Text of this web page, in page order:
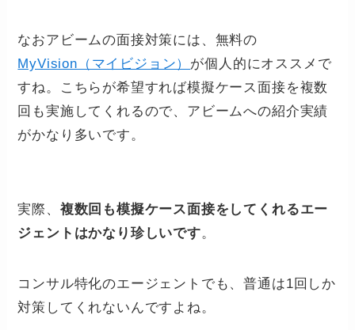
なおアビームの面接対策には、無料の
MyVision（マイビジョン） が個人的にオススメで
すね。こちらが希望すれば模擬ケース面接を複数
回も実施してくれるので、アビームへの紹介実績
がかなり多いです。
実際、 複数回も模擬ケース面接をしてくれるエー
ジェントはかなり珍しいです。
コンサル特化のエージェントでも、普通は1回しか
対策してくれないんですよね。